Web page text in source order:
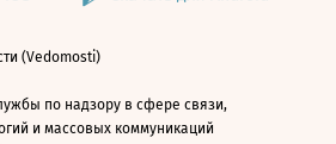
(Vedomosti)
по надзору в сфере связи,
и массовых коммуникаций